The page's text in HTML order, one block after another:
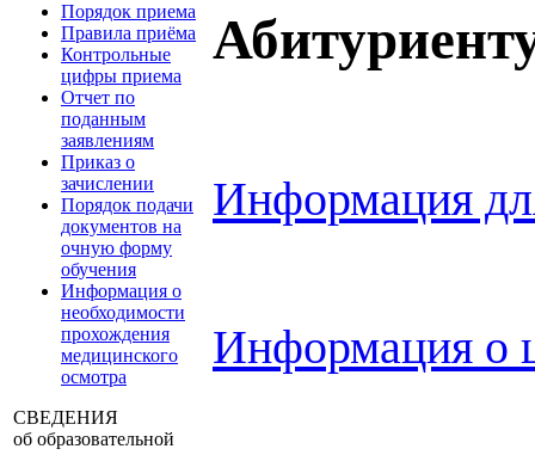
Порядок приема
Правила приёма
Контрольные
цифры приема
Отчет по
поданным
заявлениям
Приказ о
зачислении
Порядок подачи
документов на
очную форму
обучения
Информация о
необходимости
прохождения
медицинского
осмотра
СВЕДЕНИЯ
об образовательной
Информация
Информация о